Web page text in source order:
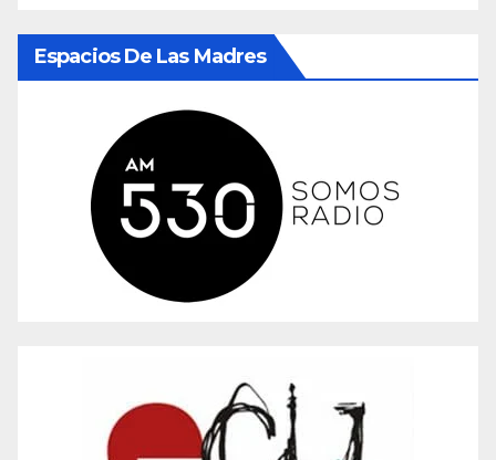
Espacios De Las Madres